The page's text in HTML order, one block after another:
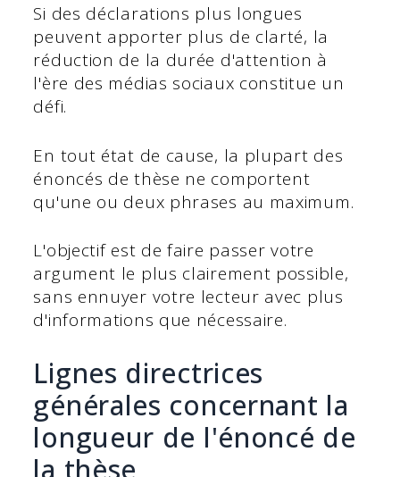
Si des déclarations plus longues
peuvent apporter plus de clarté, la
réduction de la durée d'attention à
l'ère des médias sociaux constitue un
défi.
En tout état de cause, la plupart des
énoncés de thèse ne comportent
qu'une ou deux phrases au maximum.
L'objectif est de faire passer votre
argument le plus clairement possible,
sans ennuyer votre lecteur avec plus
d'informations que nécessaire.
Lignes directrices
générales concernant la
longueur de l'énoncé de
la thèse